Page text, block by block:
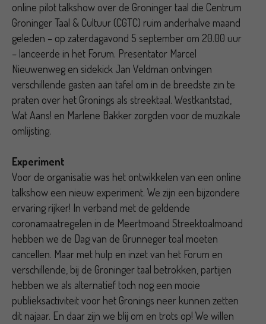
online pilot talkshow over de Groninger taal die Centrum
Groninger Taal & Cultuur (CGTC) ruim anderhalve maand
geleden – op zaterdagavond 5 september om 20.00 uur
– lanceerde in het Forum. Presentator Marcel
Nieuwenweg en sidekick Jan Veldman ontvingen
verschillende gasten aan tafel om in de breedste zin te
praten over het Gronings als streektaal. Westkantstad,
Wat Aans! en Marlene Bakker zorgden voor de muzikale
omlijsting.
Experiment
Voor de organisatie was het ontwikkelen van een online
talkshow een nieuw experiment. We zijn een bijzondere
ervaring rijker! In verband met de geldende
coronamaatregelen in de Meertmoand Streektoalmoand
hebben we de Dag van de Grunneger toal moeten
cancellen. Maar met hulp en inzet van het Forum en
verschillende, bij de Groninger taal betrokken, partijen
hebben we als alternatief toch nog een mooie
publieksactiviteit voor het Gronings neer kunnen zetten
dit najaar. En daar zijn we blij om en trots op! We willen